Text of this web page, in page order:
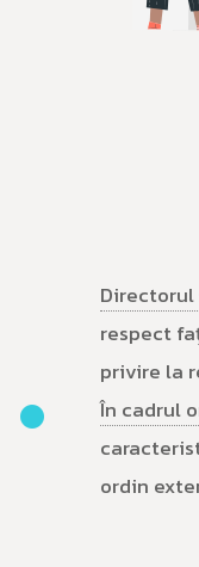
respect
privire la
În cadrul
ordin